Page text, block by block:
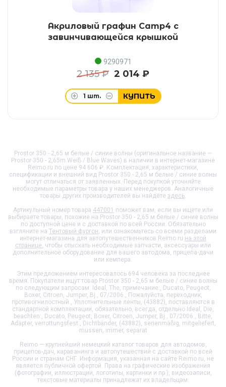
Акриловый графин Camp4 с
завинчивающейся крышкой
9290971
2 135 ₽ 2 014 ₽
1 шт. КУПИТЬ
Prostor 350 - 2,65 м белые / синие волны (оригинальное название —
Prostor 350 - 2,65m Weiß / Blue Waves) в наличии в интернет-магазине
Reimo.ru по цене 94 606 ₽. Комплектация, характеристики,
спецификации и внешний вид Prostor 350 - 2,65 м белые / синие волны
могут отличаться от заявленных. Перед покупкой уточняйте
необходимые параметры товара у наших менеджеров. Аналогичные
товары других производителей вы найдёте здесь
Артикульный номер товара 447001 поможет вам, если вы ищете или
выбираете товары, похожие на Prostor 350 - 2,65 м белые / синие волны
по доступной цене и с доставкой по всей России. Обязательно
взгляните на Тентовый фургон , или ознакомьтесь со всеми разделами
интернет-магазина для автопутешественников Reimo.ru на этой
странице , чтобы отыскать необходимые запчасти, аксессуары или
дополнительное оборудование для вашего автодома, прицепа-дачи
или кемпера.
Этим предложением интересовалось 694 человека за последнее
время. Покупатели ищут товар Prostor 350 - 2,65 м белые / синие волны
по следующим запросам: Ideal, The, примечание:, Ducato, Peugeot,
Boxer, Citroen, Jumper, Bj., 07/2006., Пожалуйста, переходник,
противогнилостный., Уплотнительные ленты, (43882), поставляются в
стандартной комплектации, обязательно, всегда, отдельно Ideal, Die,
beachten:, Ducato, Peugeot, Boxer, Citroen, Jumper, Bj., 07/2006., Bitte,
Adapter, verrottungsfest., Dichtbänder, (43882), serienmäßig, mitgeliefert,
müssen, immer, separat
Reimo — крупнейший немецкий каталог товаров для автодомов,
прицепов-дач, караванинга и автопутешествий с доставкой по всей
России и странам СНГ. Информация, указанная на сайте Reimo.ru, не
является публичной офертой. Права на графические изображения
(фотографии, иллюстрации, логотипы, картинки и пр.), видеозаписи,
текстовые материалы принадлежат их владельцам.